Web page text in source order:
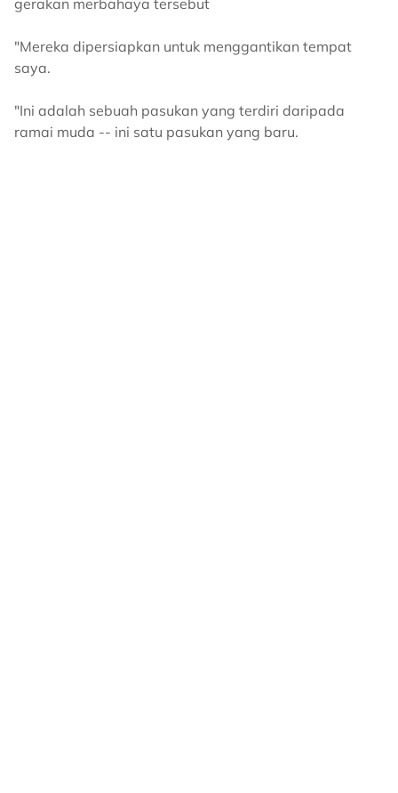
gerakan merbahaya tersebut
"Mereka dipersiapkan untuk menggantikan tempat
saya.
"Ini adalah sebuah pasukan yang terdiri daripada
ramai muda -- ini satu pasukan yang baru.